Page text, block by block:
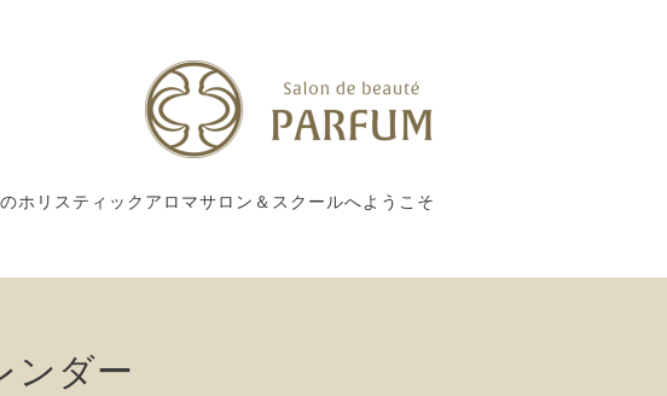
ホリスティックアロマサロン＆スクールへようこそ
ンダー